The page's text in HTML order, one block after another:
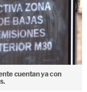
cuentan ya con